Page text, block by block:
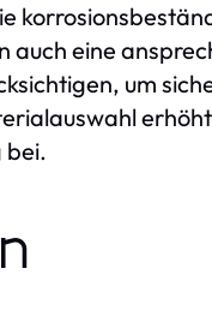
auch eine
um
bei.